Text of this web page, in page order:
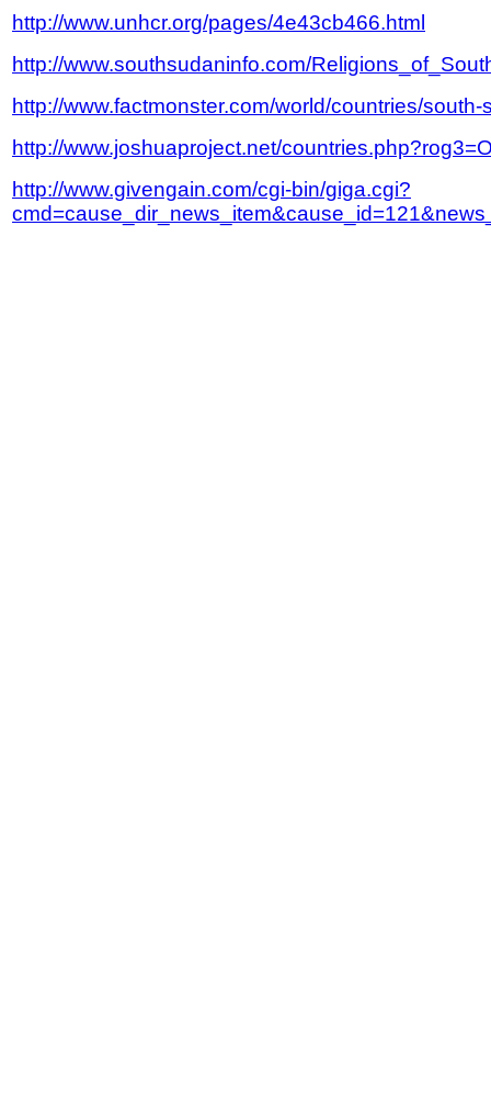
http://www.unhcr.org/pages/4e43cb466.html
http://www.southsudaninfo.com/
http://www.factmonster.com/world/countries/south-
http://www.joshuaproject.net/
http://www.givengain.com/cgi-bin/giga.cgi?